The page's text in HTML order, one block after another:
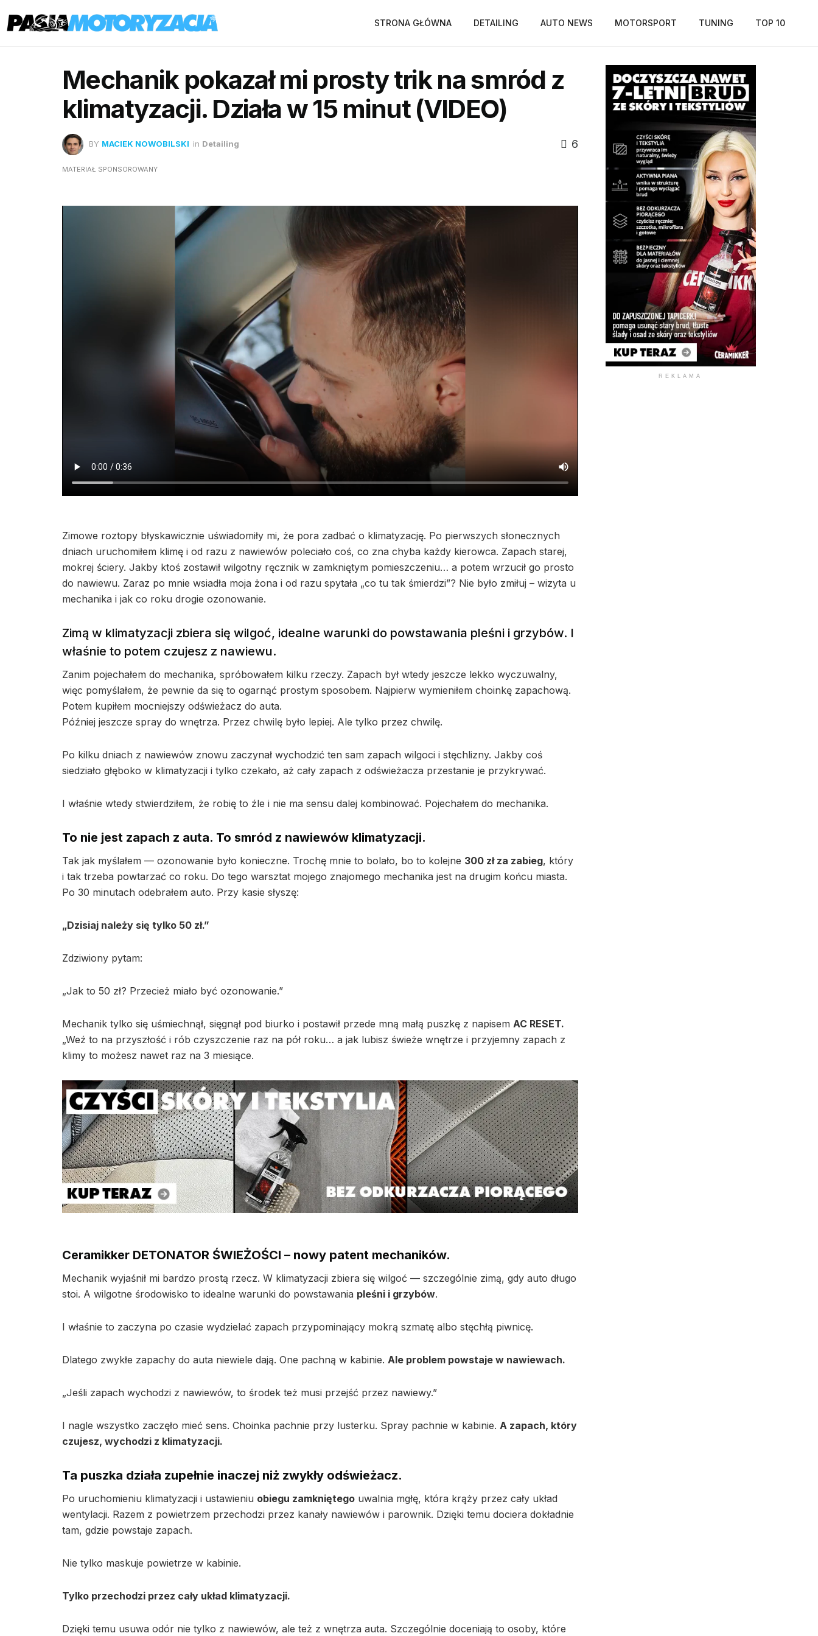
STRONA GŁÓWNA DETAILING AUTO NEWS MOTORSPORT TUNING TOP 10
Mechanik pokazał mi prosty trik na smród z
klimatyzacji. Działa w 15 minut (VIDEO)
BY MACIEK NOWOBILSKI in Detailing 6
MATERIAŁ SPONSOROWANY
Zimowe roztopy błyskawicznie uświadomiły mi, że pora zadbać o klimatyzację. Po pierwszych słonecznych
dniach uruchomiłem klimę i od razu z nawiewów poleciało coś, co zna chyba każdy kierowca. Zapach starej,
mokrej ściery. Jakby ktoś zostawił wilgotny ręcznik w zamkniętym pomieszczeniu… a potem wrzucił go prosto
do nawiewu. Zaraz po mnie wsiadła moja żona i od razu spytała „co tu tak śmierdzi”? Nie było zmiłuj – wizyta u
mechanika i jak co roku drogie ozonowanie.
Zimą w klimatyzacji zbiera się wilgoć, idealne warunki do powstawania pleśni i grzybów. I
właśnie to potem czujesz z nawiewu.
Zanim pojechałem do mechanika, spróbowałem kilku rzeczy. Zapach był wtedy jeszcze lekko wyczuwalny,
więc pomyślałem, że pewnie da się to ogarnąć prostym sposobem. Najpierw wymieniłem choinkę zapachową.
Potem kupiłem mocniejszy odświeżacz do auta.
Później jeszcze spray do wnętrza. Przez chwilę było lepiej. Ale tylko przez chwilę.
Po kilku dniach z nawiewów znowu zaczynał wychodzić ten sam zapach wilgoci i stęchlizny. Jakby coś
siedziało głęboko w klimatyzacji i tylko czekało, aż cały zapach z odświeżacza przestanie je przykrywać.
I właśnie wtedy stwierdziłem, że robię to źle i nie ma sensu dalej kombinować. Pojechałem do mechanika.
To nie jest zapach z auta. To smród z nawiewów klimatyzacji.
Tak jak myślałem — ozonowanie było konieczne. Trochę mnie to bolało, bo to kolejne 300 zł za zabieg, który
i tak trzeba powtarzać co roku. Do tego warsztat mojego znajomego mechanika jest na drugim końcu miasta.
Po 30 minutach odebrałem auto. Przy kasie słyszę:
„Dzisiaj należy się tylko 50 zł.”
Zdziwiony pytam:
„Jak to 50 zł? Przecież miało być ozonowanie.”
Mechanik tylko się uśmiechnął, sięgnął pod biurko i postawił przede mną małą puszkę z napisem AC RESET.
„Weź to na przyszłość i rób czyszczenie raz na pół roku… a jak lubisz świeże wnętrze i przyjemny zapach z
klimy to możesz nawet raz na 3 miesiące.
Ceramikker DETONATOR ŚWIEŻOŚCI – nowy patent mechaników.
Mechanik wyjaśnił mi bardzo prostą rzecz. W klimatyzacji zbiera się wilgoć — szczególnie zimą, gdy auto długo
stoi. A wilgotne środowisko to idealne warunki do powstawania pleśni i grzybów.
I właśnie to zaczyna po czasie wydzielać zapach przypominający mokrą szmatę albo stęchłą piwnicę.
Dlatego zwykłe zapachy do auta niewiele dają. One pachną w kabinie. Ale problem powstaje w nawiewach.
„Jeśli zapach wychodzi z nawiewów, to środek też musi przejść przez nawiewy.”
I nagle wszystko zaczęło mieć sens. Choinka pachnie przy lusterku. Spray pachnie w kabinie. A zapach, który
czujesz, wychodzi z klimatyzacji.
Ta puszka działa zupełnie inaczej niż zwykły odświeżacz.
Po uruchomieniu klimatyzacji i ustawieniu obiegu zamkniętego uwalnia mgłę, która krąży przez cały układ
wentylacji. Razem z powietrzem przechodzi przez kanały nawiewów i parownik. Dzięki temu dociera dokładnie
tam, gdzie powstaje zapach.
Nie tylko maskuje powietrze w kabinie.
Tylko przechodzi przez cały układ klimatyzacji.
Dzięki temu usuwa odór nie tylko z nawiewów, ale też z wnętrza auta. Szczególnie doceniają to osoby, które
REKLAMA